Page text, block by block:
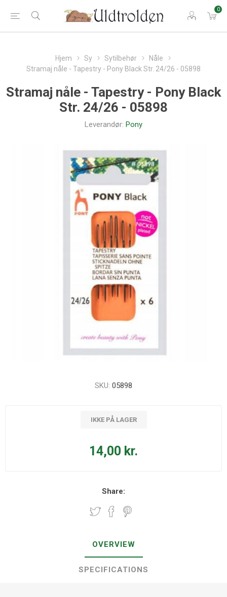
0
Hjem Sy Sytilbehør
Nåle
Stramaj nåle - Tapestry - Pony Black Str. 24/26 - 05898
Stramaj nåle - Tapestry - Pony Black
Str. 24/26 - 05898
Leverandør: Pony
SKU: 05898
IKKE PÅ LAGER
14,00 kr.
Share:
OVERVIEW
SPECIFICATIONS